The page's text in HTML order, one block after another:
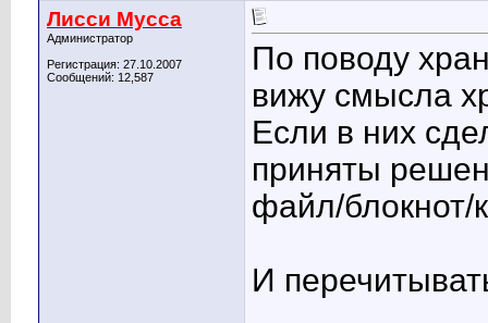
Лисси Мусса
Администратор
Регистрация: 27.10.2007
Сообщений: 12,587
По поводу
вижу смысла
Если в них
приняты
файл/
И